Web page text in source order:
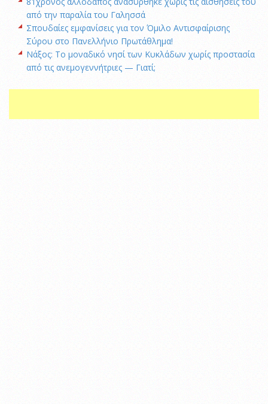
από την παραλία του Γαλησσά
Σπουδαίες εμφανίσεις για τον Όμιλο Αντισφαίρισης
Σύρου στο Πανελλήνιο Πρωτάθλημα!
Νάξος: Το μοναδικό νησί των Κυκλάδων χωρίς προστασία
από τις ανεμογεννήτριες — Γιατί;